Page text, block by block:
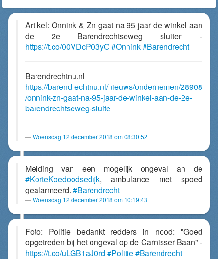
Artikel: Onnink & Zn gaat na 95 jaar de winkel aan
de 2e Barendrechtseweg sluiten -
https://t.co/00VDcP03yO#Onnink#Barendrecht
Barendrechtnu.nl
https://barendrechtnu.nl/nieuws/ondernemen/28908
/onnink-zn-gaat-na-95-jaar-de-winkel-aan-de-2e-
barendrechtseweg-sluite
Woensdag 12 december 2018 om 08:30:52
Melding van een mogelijk ongeval an de
#KorteKoedoodsedijk, ambulance met spoed
gealarmeerd. #Barendrecht
Woensdag 12 december 2018 om 10:19:43
Foto: Politie bedankt redders in nood: "Goed
opgetreden bij het ongeval op de Carnisser Baan" -
https://t.co/uLGB1aJ0rd #Politie#Barendrecht